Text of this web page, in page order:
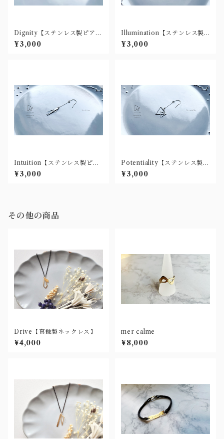
Dignity【ステンレス製ピアス
(樹脂ノンホール有)】
¥3,000
Illumination【ステンレス製
ピアス(樹脂ノンホール有)】
¥3,000
Intuition【ステンレス製ピア
ス(樹脂ノンホール有)】
¥3,000
Potentiality【ステンレス製ピ
アス(樹脂ノンホール有)】
¥3,000
その他の商品
Drive【真鍮製ネックレス】
¥4,000
mer calme
¥8,000